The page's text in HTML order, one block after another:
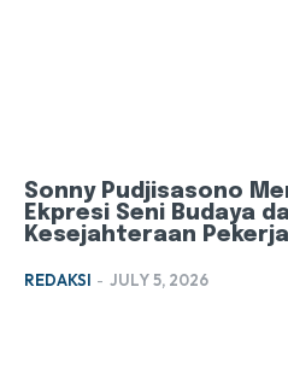
Sonny Pudjisasono
Ekpresi Seni Budaya
Kesejahteraan Pekerja
REDAKSI - JULY 5, 2026